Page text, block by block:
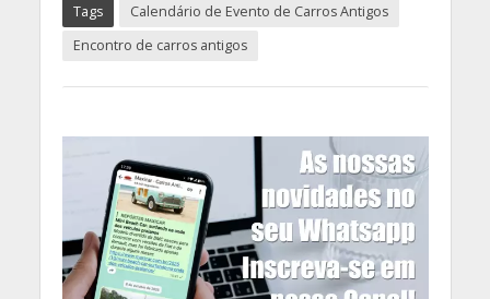
Tags
Calendário de Evento de Carros Antigos
Encontro de carros antigos